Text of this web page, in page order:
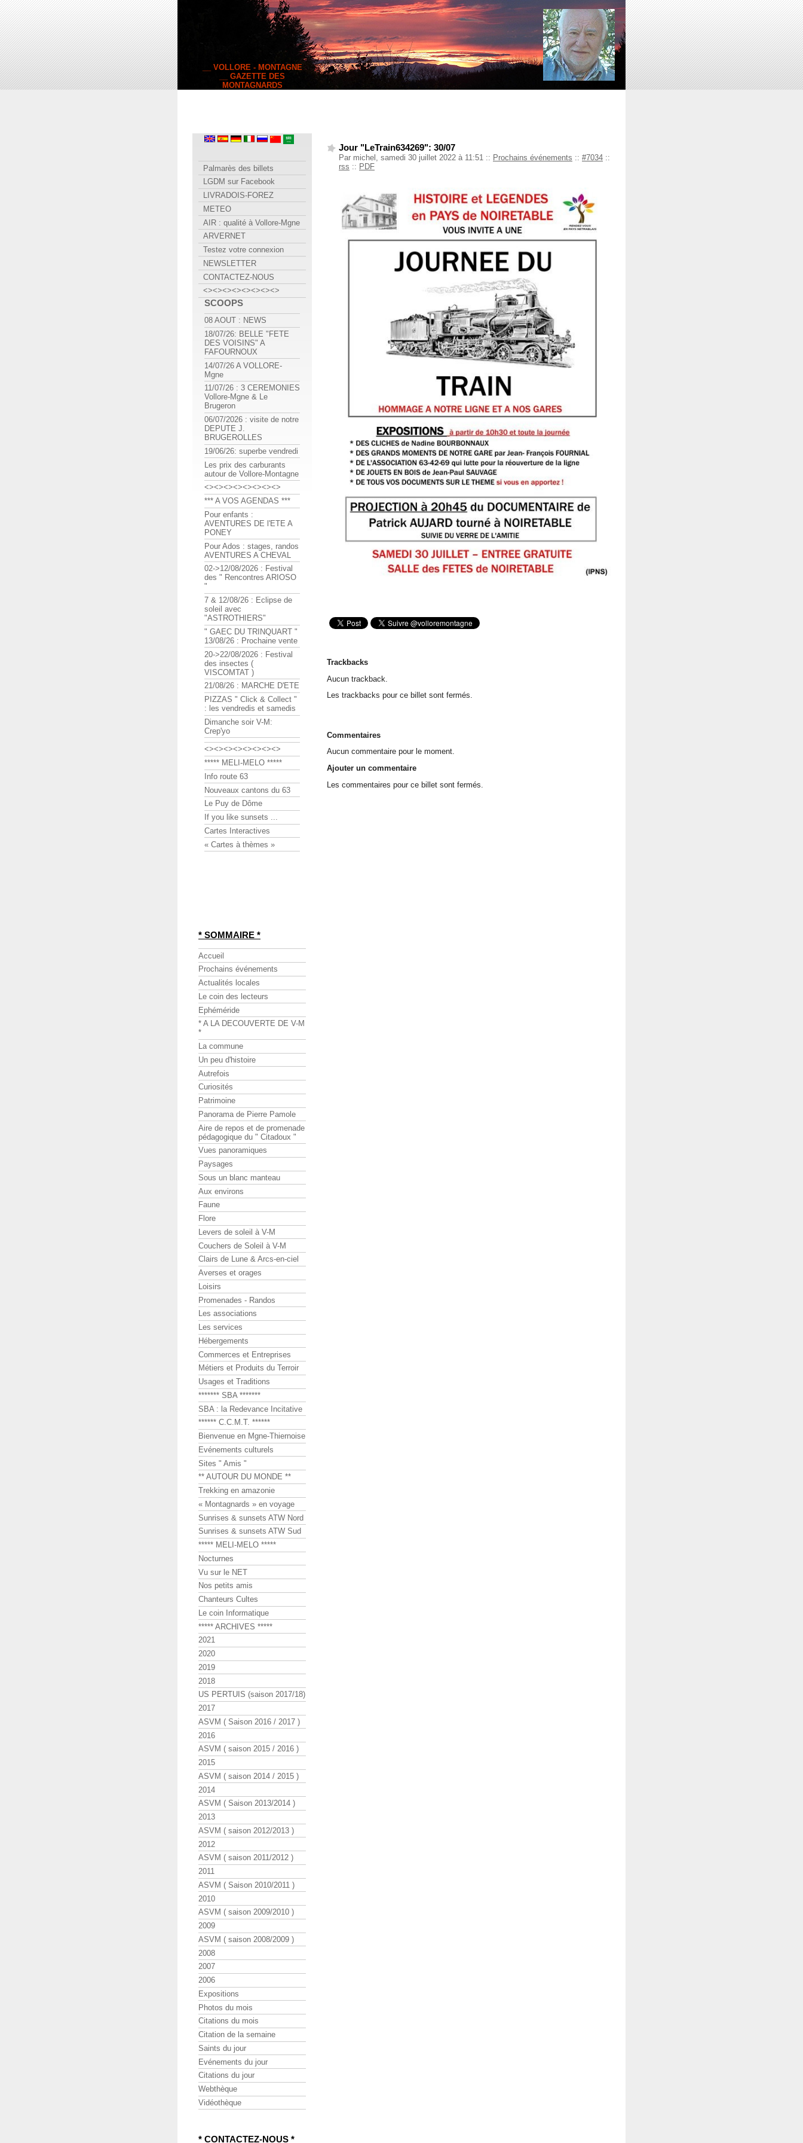
__ VOLLORE - MONTAGNE
__ GAZETTE DES
MONTAGNARDS
Jour "LeTrain634269": 30/07
Par michel, samedi 30 juillet 2022 à 11:51 :: Prochains événements :: #7034 ::
rss :: PDF
Trackbacks
Aucun trackback.
Les trackbacks pour ce billet sont fermés.
Commentaires
Aucun commentaire pour le moment.
Ajouter un commentaire
Les commentaires pour ce billet sont fermés.
Palmarès des billets
LGDM sur Facebook
LIVRADOIS-FOREZ
METEO
AIR : qualité à Vollore-Mgne
ARVERNET
Testez votre connexion
NEWSLETTER
CONTACTEZ-NOUS
<><><><><><><><>
SCOOPS
08 AOUT : NEWS
18/07/26: BELLE "FETE
DES VOISINS" A
FAFOURNOUX
14/07/26 A VOLLORE-
Mgne
11/07/26 : 3 CEREMONIES
Vollore-Mgne & Le
Brugeron
06/07/2026 : visite de notre
DEPUTE J.
BRUGEROLLES
19/06/26: superbe vendredi
Les prix des carburants
autour de Vollore-Montagne
<><><><><><><><>
*** A VOS AGENDAS ***
Pour enfants :
AVENTURES DE l'ETE A
PONEY
Pour Ados : stages, randos
AVENTURES A CHEVAL
02->12/08/2026 : Festival
des " Rencontres ARIOSO
"
7 & 12/08/26 : Eclipse de
soleil avec
"ASTROTHIERS"
" GAEC DU TRINQUART "
13/08/26 : Prochaine vente
20->22/08/2026 : Festival
des insectes (
VISCOMTAT )
21/08/26 : MARCHE D'ETE
PIZZAS " Click & Collect "
: les vendredis et samedis
Dimanche soir V-M:
Crep'yo
<><><><><><><><>
***** MELI-MELO *****
Info route 63
Nouveaux cantons du 63
Le Puy de Dôme
If you like sunsets ...
Cartes Interactives
« Cartes à thèmes »
* SOMMAIRE *
Accueil
Prochains événements
Actualités locales
Le coin des lecteurs
Ephéméride
* A LA DECOUVERTE DE V-M
*
La commune
Un peu d'histoire
Autrefois
Curiosités
Patrimoine
Panorama de Pierre Pamole
Aire de repos et de promenade
pédagogique du " Citadoux "
Vues panoramiques
Paysages
Sous un blanc manteau
Aux environs
Faune
Flore
Levers de soleil à V-M
Couchers de Soleil à V-M
Clairs de Lune & Arcs-en-ciel
Averses et orages
Loisirs
Promenades - Randos
Les associations
Les services
Hébergements
Commerces et Entreprises
Métiers et Produits du Terroir
Usages et Traditions
******* SBA *******
SBA : la Redevance Incitative
****** C.C.M.T. ******
Bienvenue en Mgne-Thiernoise
Evénements culturels
Sites " Amis "
** AUTOUR DU MONDE **
Trekking en amazonie
« Montagnards » en voyage
Sunrises & sunsets ATW Nord
Sunrises & sunsets ATW Sud
***** MELI-MELO *****
Nocturnes
Vu sur le NET
Nos petits amis
Chanteurs Cultes
Le coin Informatique
***** ARCHIVES *****
2021
2020
2019
2018
US PERTUIS (saison 2017/18)
2017
ASVM ( Saison 2016 / 2017 )
2016
ASVM ( saison 2015 / 2016 )
2015
ASVM ( saison 2014 / 2015 )
2014
ASVM ( Saison 2013/2014 )
2013
ASVM ( saison 2012/2013 )
2012
ASVM ( saison 2011/2012 )
2011
ASVM ( Saison 2010/2011 )
2010
ASVM ( saison 2009/2010 )
2009
ASVM ( saison 2008/2009 )
2008
2007
2006
Expositions
Photos du mois
Citations du mois
Citation de la semaine
Saints du jour
Evénements du jour
Citations du jour
Webthèque
Vidéothèque
* CONTACTEZ-NOUS *